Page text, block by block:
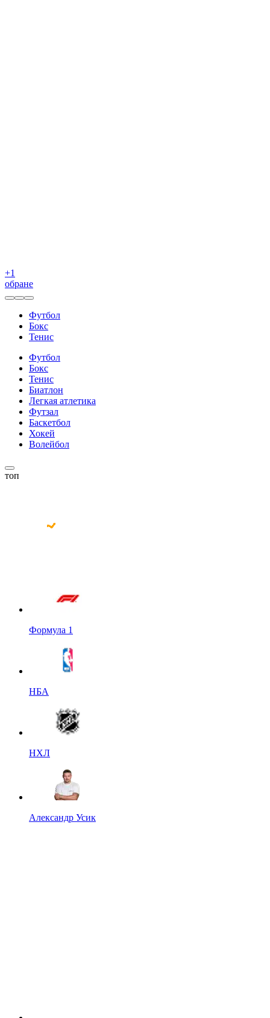
+1
обране
Футбол
Бокс
Тенис
Футбол
Бокс
Тенис
Биатлон
Легкая атлетика
Футзал
Баскетбол
Хокей
Волейбол
топ
Формула 1
НБА
НХЛ
Александр Усик